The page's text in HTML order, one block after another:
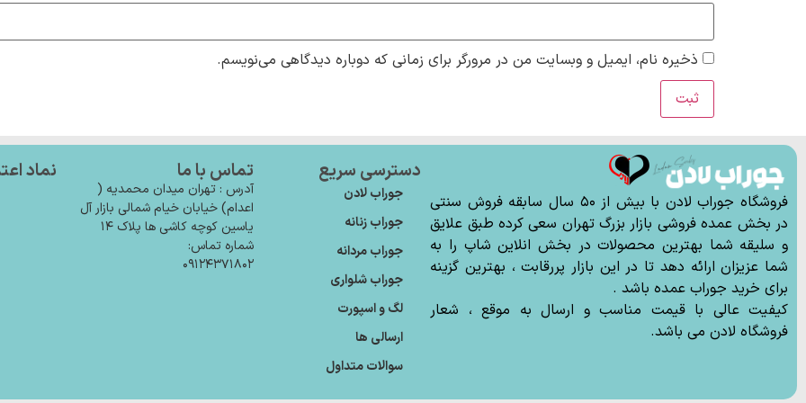
ذخیره نام، ایمیل و وبسایت من در مرورگر برای زمانی که دوباره دیدگاهی می‌نویسم.
فروشگاه جوراب لادن با بیش از ۵۰ سال سابقه فروش سنتی
در بخش عمده فروشی بازار بزرگ تهران سعی کرده طبق علایق
و سلیقه شما بهترین محصولات در بخش انلاین شاپ را به
شما عزیزان ارائه دهد تا در این بازار پررقابت ، بهترین گزینه
برای خرید جوراب عمده باشد .
کیفیت عالی با قیمت مناسب و ارسال به موقع ، شعار
فروشگاه لادن می باشد.
دسترسی سریع
جوراب لادن
جوراب زنانه
جوراب مردانه
جوراب شلواری
لگ و اسپورت
ارسالی ها
سوالات متداول
تماس با ما
آدرس : تهران میدان محمدیه (
اعدام) خیابان خیام شمالی بازار آل
یاسین کوچه کاشی ها پلاک ۱۴
شماره تماس:
۰۹۱۲۴۳۷۱۸۰۲
نماد